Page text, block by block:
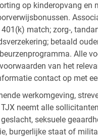
op kinderopvang en
match; zorg-,
betaald
Alle
van het
contact op met
werkomgeving,
neemt alle
seksuele
burgerlijke staat of